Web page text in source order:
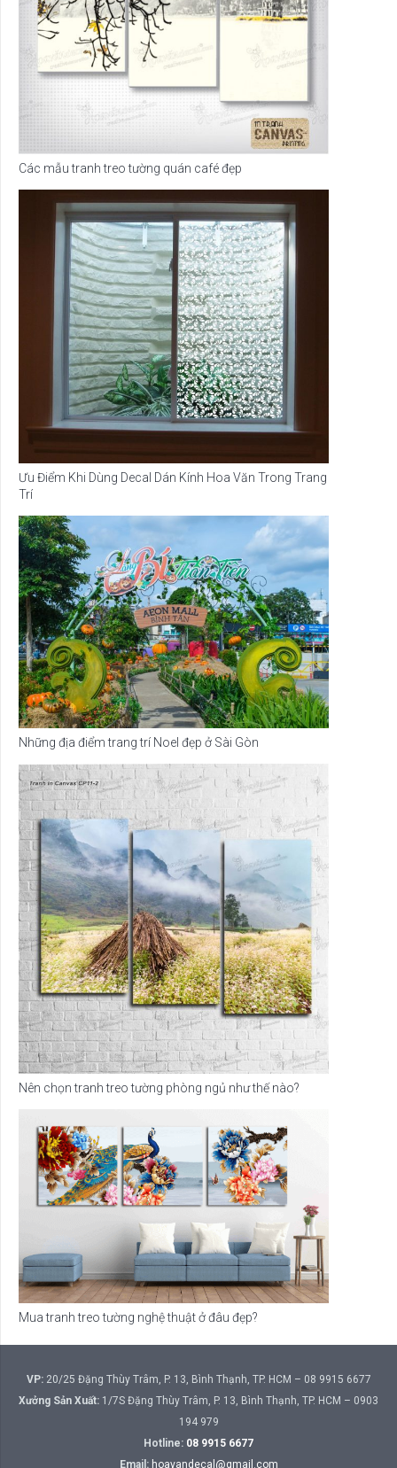
Các mẫu tranh treo tường quán café đẹp
Ưu Điểm Khi Dùng Decal Dán Kính Hoa Văn Trong Trang
Trí
Những địa điểm trang trí Noel đẹp ở Sài Gòn
Nên chọn tranh treo tường phòng ngủ như thế nào?
Mua tranh treo tường nghệ thuật ở đâu đẹp?
VP:20/25 Đặng Thùy Trâm, P. 13, Bình Thạnh, TP. HCM – 08 9915 6677
Xưởng Sản Xuất: 1/7S Đặng Thùy Trâm, P. 13, Bình Thạnh, TP. HCM – 0903
194 979
Hotline: 08 9915 6677
Email: hoavandecal@gmail.com